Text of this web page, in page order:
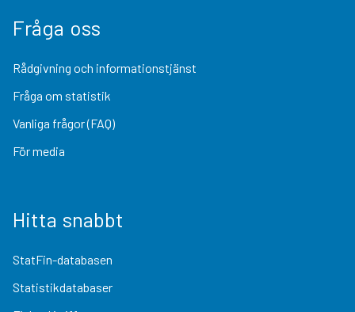
Fråga oss
Rådgivning och informationstjänst
Fråga om statistik
Vanliga frågor (FAQ)
För media
Hitta snabbt
StatFin-databasen
Statistikdatabaser